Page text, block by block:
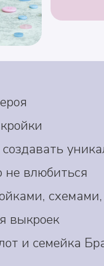
влюбиться
выкроек
и семейка